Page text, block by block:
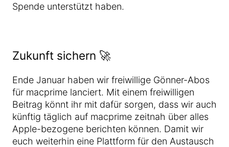
Spende unterstützt haben.
Zukunft sichern 🚀
Ende Januar haben wir freiwillige Gönner-Abos
für macprime lanciert. Mit einem freiwilligen
Beitrag könnt ihr mit dafür sorgen, dass wir auch
künftig täglich auf macprime zeitnah über alles
Apple-bezogene berichten können. Damit wir
euch weiterhin eine Plattform für den Austausch